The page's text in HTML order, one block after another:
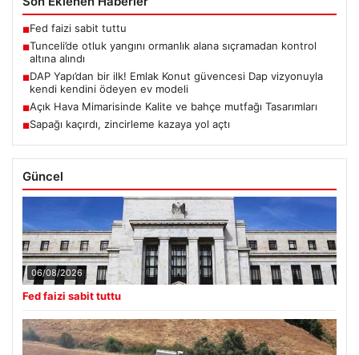
■Fed faizi sabit tuttu
■Tunceli’de otluk yangını ormanlık alana sıçramadan kontrol
altına alındı
■DAP Yapı’dan bir ilk! Emlak Konut güvencesi Dap vizyonuyla
kendi kendini ödeyen ev modeli
■Açık Hava Mimarisinde Kalite ve bahçe mutfağı Tasarımları
■Sapağı kaçırdı, zincirleme kazaya yol açtı
Güncel
06/08/2026
Fed faizi sabit tuttu